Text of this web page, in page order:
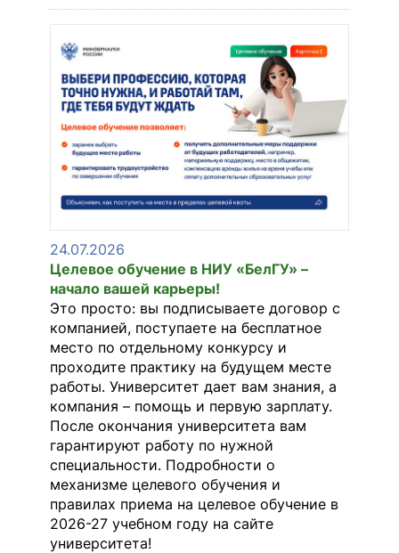
АБИТУРИЕНТУ
ЭЛЕКТРОННАЯ
НОВОСТИ
КОНТАКТЫ
24.07.2026
Целевое обучение в НИУ «БелГУ» –
начало вашей карьеры!
Это просто: вы подписываете договор с
компанией, поступаете на бесплатное
место по отдельному конкурсу и
проходите практику на будущем месте
работы. Университет дает вам знания, а
компания – помощь и первую зарплату.
После окончания университета вам
гарантируют работу по нужной
специальности. Подробности о
механизме целевого обучения и
правилах приема на целевое обучение в
2026-27 учебном году на сайте
университета!